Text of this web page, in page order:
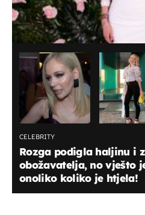
CELEBRITY
Rozga podigla haljinu i
obožavatelja, no vješto
onoliko koliko je htjela!